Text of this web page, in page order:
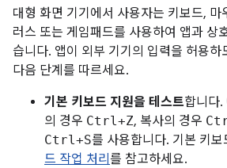
대형 화면 기기에서 사용자는 키보드, 마
러스 또는 게임패드를 사용하여 앱과 상
습니다. 앱이 외부 기기의 입력을 허용하
다음 단계를 따르세요.
기본 키보드 지원을 테스트합니다.
의 경우 Ctrl+Z, 복사의 경우
Ctrl+S를 사용합니다. 기본 키
드 작업 처리 를 참고하세요.